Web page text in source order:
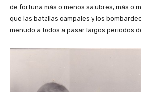
de fortuna más o menos salubres, más o
que las batallas campales y los
menudo a todos a pasar largos periodos